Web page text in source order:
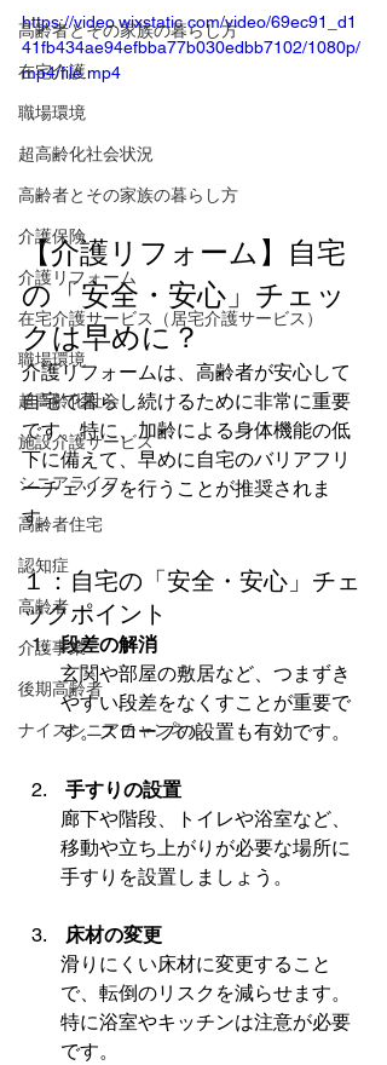
高齢者とその家族の暮らし方
在宅介護
職場環境
超高齢化社会状況
高齢者とその家族の暮らし方
介護保険
介護リフォーム
在宅介護サービス（居宅介護サービス）
職場環境
超高齢化社会
施設介護サービス
シニアライフ
高齢者住宅
認知症
高齢者
介護事業
後期高齢者
ナイスシニアチャンネル
https://video.wixstatic.com/video/69ec91_d1
41fb434ae94efbba77b030edbb7102/1080p/
mp4/file.mp4
【介護リフォーム】自宅
の「安全・安心」チェッ
クは早めに？
介護リフォームは、高齢者が安心して
自宅で暮らし続けるために非常に重要
です。特に、加齢による身体機能の低
下に備えて、早めに自宅のバリアフリ
ーチェックを行うことが推奨されま
す。
１：自宅の「安全・安心」チェ
ックポイント
段差の解消
玄関や部屋の敷居など、つまずき
やすい段差をなくすことが重要で
す。スロープの設置も有効です。
手すりの設置
廊下や階段、トイレや浴室など、
移動や立ち上がりが必要な場所に
手すりを設置しましょう。
床材の変更
滑りにくい床材に変更すること
で、転倒のリスクを減らせます。
特に浴室やキッチンは注意が必要
です。